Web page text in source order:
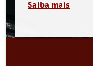
Saiba mais